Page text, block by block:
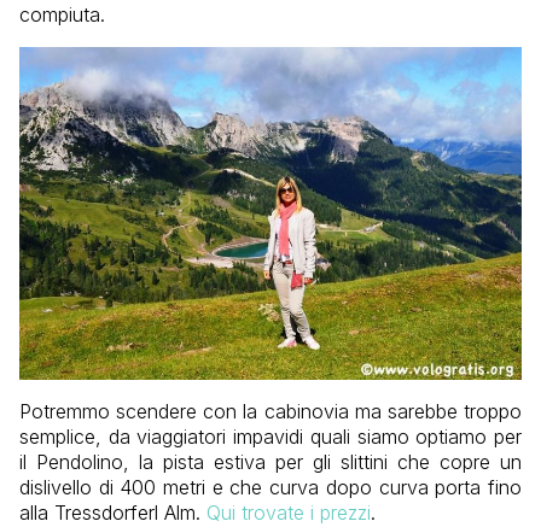
compiuta.
Potremmo scendere con la cabinovia ma sarebbe troppo
semplice, da viaggiatori impavidi quali siamo optiamo per
il Pendolino, la pista estiva per gli slittini che copre un
dislivello di 400 metri e che curva dopo curva porta fino
alla Tressdorferl Alm. Qui trovate i prezzi.